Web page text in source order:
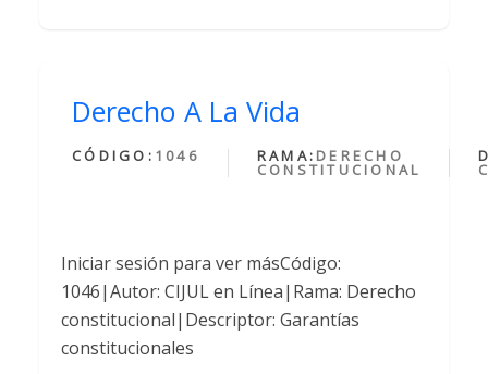
Derecho A La Vida
CÓDIGO: 1046 RAMA: DERECHO
CONSTITUCIONAL
Iniciar sesión para ver másCódigo:
1046|Autor: CIJUL en Línea|Rama: Derecho
constitucional|Descriptor: Garantías
constitucionales